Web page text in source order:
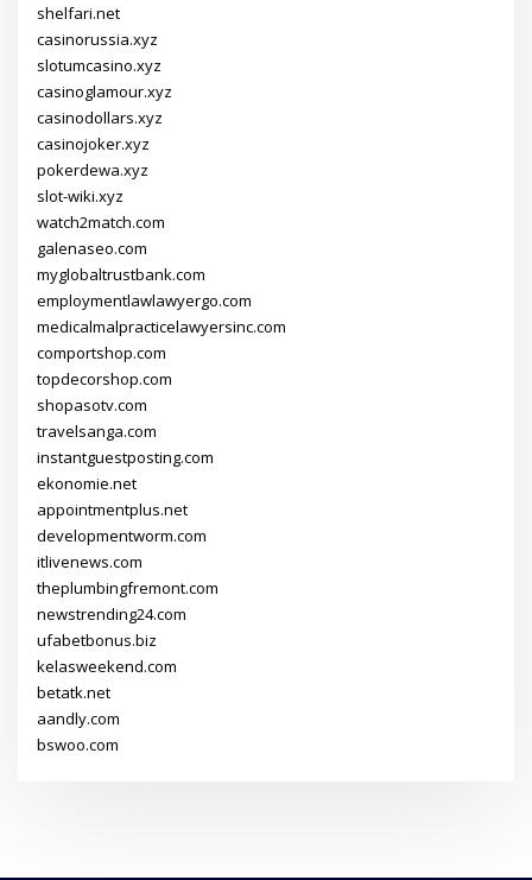
shelfari.net
casinorussia.xyz
slotumcasino.xyz
casinoglamour.xyz
casinodollars.xyz
casinojoker.xyz
pokerdewa.xyz
slot-wiki.xyz
watch2match.com
galenaseo.com
myglobaltrustbank.com
employmentlawlawyergo.com
medicalmalpracticelawyersinc.com
comportshop.com
topdecorshop.com
shopasotv.com
travelsanga.com
instantguestposting.com
ekonomie.net
appointmentplus.net
developmentworm.com
itlivenews.com
theplumbingfremont.com
newstrending24.com
ufabetbonus.biz
kelasweekend.com
betatk.net
aandly.com
bswoo.com